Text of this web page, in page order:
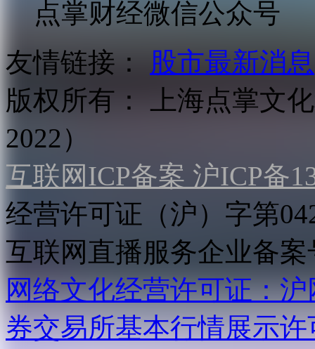
点掌财经微信公众号
友情链接：
股市最新消息
版权所有：
上海点掌文
2022）
互联网ICP备案 沪ICP备
经营许可证（沪）字第
互联网直播服务企业备案
网络文化经营许可证：沪
券交易所基本行情展示许